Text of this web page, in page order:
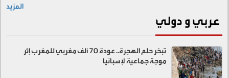
المزيد
عربي و دولي
تبخر حلم الهجرة.. عودة 70 ألف مغربي للمغرب إثر
موجة جماعية لإسبانيا